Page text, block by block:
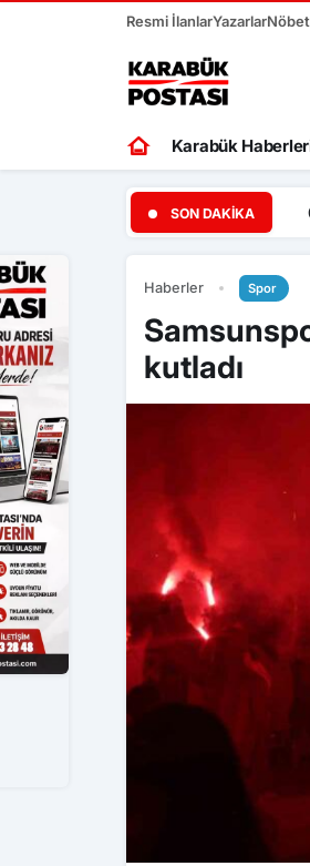
Resmi İlanlarYazarlar
Karabük
SON DAKIKA
Haberler Spor
kutladı